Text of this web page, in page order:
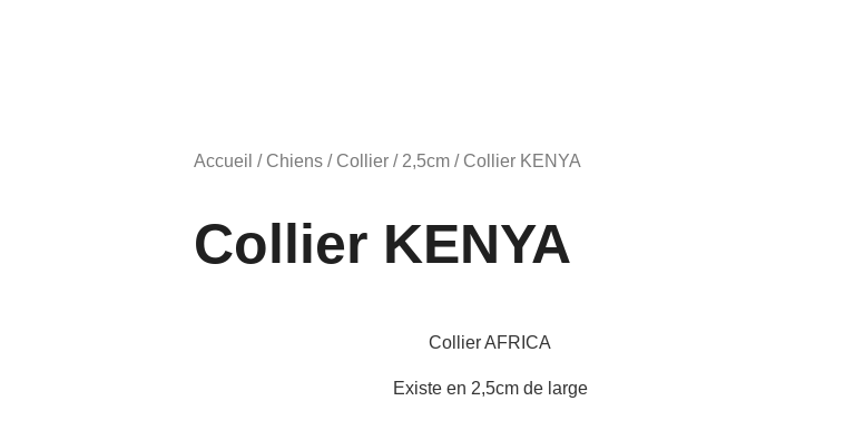
Accueil / Chiens / Collier / 2,5cm / Collier KENYA
Collier KENYA
Collier AFRICA
Existe en 2,5cm de large